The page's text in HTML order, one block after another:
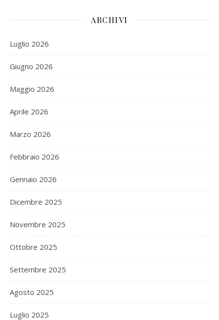
ARCHIVI
Luglio 2026
Giugno 2026
Maggio 2026
Aprile 2026
Marzo 2026
Febbraio 2026
Gennaio 2026
Dicembre 2025
Novembre 2025
Ottobre 2025
Settembre 2025
Agosto 2025
Luglio 2025